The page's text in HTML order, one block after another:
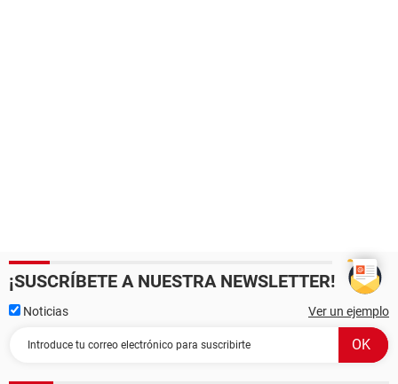
¡SUSCRÍBETE A NUESTRA NEWSLETTER!
Noticias Ver un ejemplo